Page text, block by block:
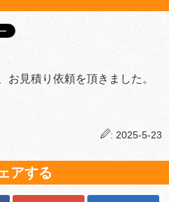
お見積り依頼を頂きました。
: 2025-5-23
アする